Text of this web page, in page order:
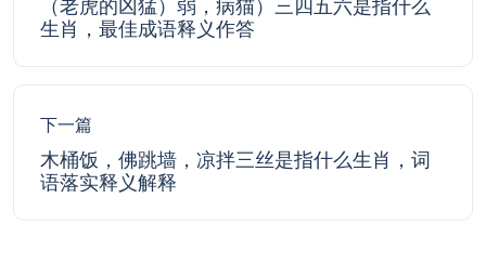
（老虎的凶猛）弱，病猫）三四五六是指什么
生肖，最佳成语释义作答
下一篇
木桶饭，佛跳墙，凉拌三丝是指什么生肖，词
语落实释义解释